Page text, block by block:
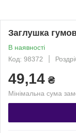
Заглушка
В наявності
Код: 98372
49,14 ₴
Мінімальна сума